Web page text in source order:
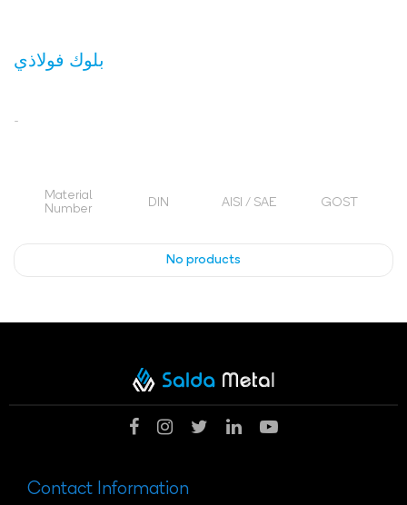
بلوك فولاذي
-
Material
Number
DIN AISI / SAE GOST
No products
Contact Information